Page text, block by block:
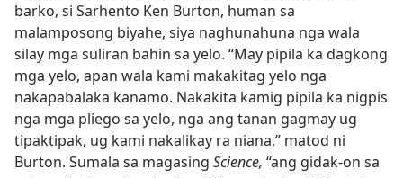
barko, si Sarhento Ken Burton, human sa
malamposong biyahe, siya naghunahuna nga wala
silay mga suliran bahin sa yelo. “May pipila ka dagkong
mga yelo, apan wala kami makakitag yelo nga
nakapabalaka kanamo. Nakakita kamig pipila ka nigpis
nga mga pliego sa yelo, nga ang tanan gagmay ug
tipaktipak, ug kami nakalikay ra niana,” matod ni
Burton. Sumala sa magasing Science, “ang gidak-on sa